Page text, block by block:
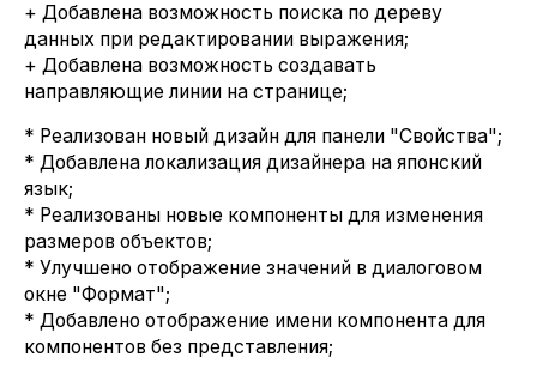
+ Добавлена возможность поиска по дереву
данных при редактировании выражения;
+ Добавлена возможность создавать
направляющие линии на странице;
* Реализован новый дизайн для панели "Свойства";
* Добавлена локализация дизайнера на японский
язык;
* Реализованы новые компоненты для изменения
размеров объектов;
* Улучшено отображение значений в диалоговом
окне "Формат";
* Добавлено отображение имени компонента для
компонентов без представления;